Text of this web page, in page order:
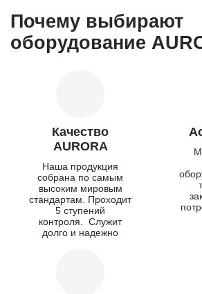
Почему выбирают
оборудование
Качество
AURORA
Наша продукция
собрана по самым
высоким мировым
стандартам. Проходит
5 ступений
контроля. Служит
долго и надежно